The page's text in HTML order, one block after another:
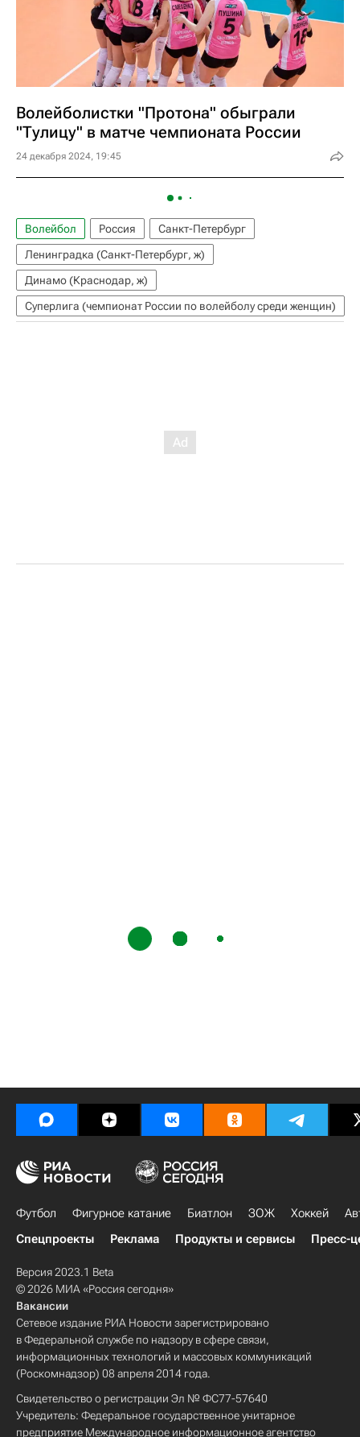
Волейболистки "Протона" обыграли
"Тулицу" в матче чемпионата России
24 декабря 2024, 19:45
Волейбол Россия
Санкт-Петербург
Ленинградка (Санкт-Петербург, ж)
Динамо (Краснодар, ж)
Суперлига (чемпионат России по волейболу среди женщин)
Футбол Фигурное катание Биатлон ЗОЖ Хоккей
Спецпроекты
Реклама Продукты и сервисы Пресс-
Версия 2023.1 Beta
© 2026 МИА «Россия сегодня»
Вакансии
Сетевое издание РИА Новости зарегистрировано
в Федеральной службе по надзору в сфере связи,
информационных технологий и массовых коммуникаций
(Роскомнадзор) 08 апреля 2014 года.
Свидетельство о регистрации Эл № ФС77-57640
Учредитель: Федеральное государственное унитарное
предприятие Международное информационное агентство